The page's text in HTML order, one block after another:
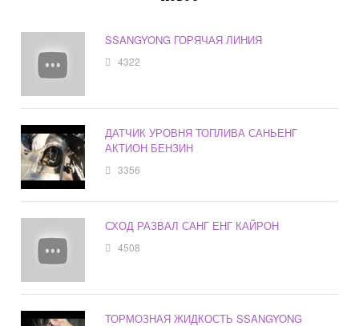
SSANGYONG ГОРЯЧАЯ ЛИНИЯ
4322
ДАТЧИК УРОВНЯ ТОПЛИВА САНЬЕНГ
АКТИОН БЕНЗИН
3356
СХОД РАЗВАЛ САНГ ЕНГ КАЙРОН
4508
ТОРМОЗНАЯ ЖИДКОСТЬ SSANGYONG